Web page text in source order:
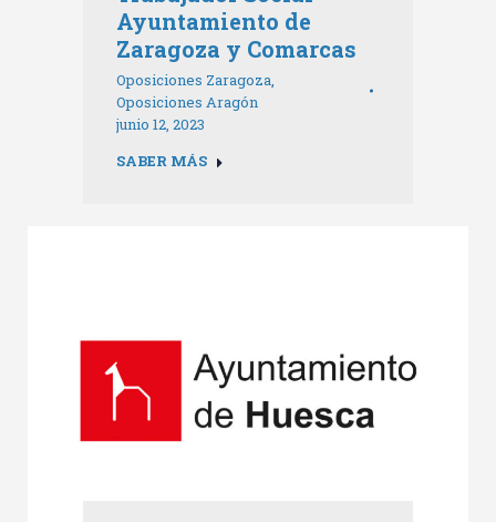
Ayuntamiento de
Zaragoza y Comarcas
Oposiciones Zaragoza,
Oposiciones Aragón
junio 12, 2023
SABER MÁS